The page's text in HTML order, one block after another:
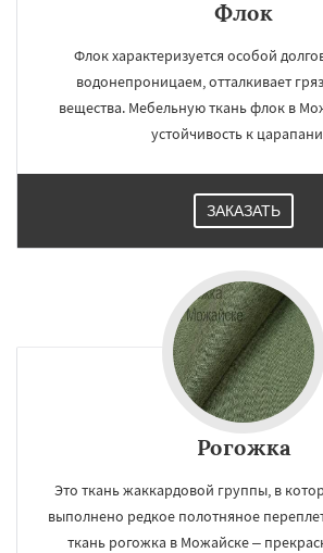
Флок
Флок характеризуется особой
водонепроницаем, отталкивает
вещества. Мебельную ткань флок в
устойчивость к
ЗАКАЗАТЬ
Рогожка
Это ткань жаккардовой группы, в
выполнено редкое полотняное
ткань рогожка в Можайске –